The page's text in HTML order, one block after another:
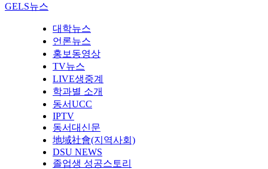
GELS뉴스
대학뉴스
언론뉴스
홍보동영상
TV뉴스
LIVE생중계
학과별 소개
동서UCC
IPTV
동서대신문
地域社會(지역사회)
DSU NEWS
졸업생 성공스토리